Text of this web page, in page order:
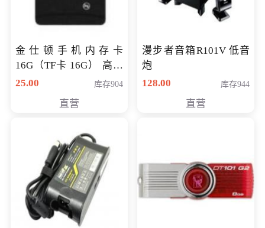
金仕顿手机内存卡
16G（TF卡 16G） 高速
卡 CLASS 10
25.00 库存904
直营
漫步者音箱R101V 低音
炮
128.00
库存944
直营